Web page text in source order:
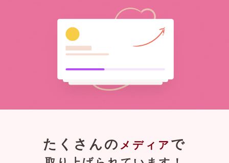
たくさんの メディア で